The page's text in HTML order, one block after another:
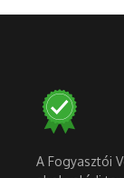
A Fogyasztói